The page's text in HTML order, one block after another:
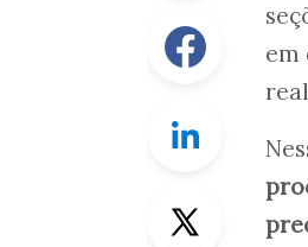
Facebook
Twitter
em